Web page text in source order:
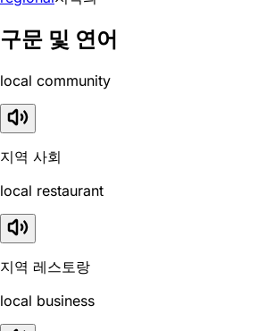
구문 및 연어
local community
지역 사회
local restaurant
지역 레스토랑
local business